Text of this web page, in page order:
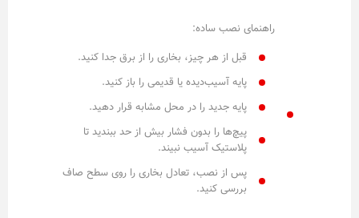
راهنمای نصب ساده:
قبل از هر چیز، بخاری را از برق جدا کنید.
پایه آسیب‌دیده یا قدیمی را باز کنید.
پایه جدید را در محل مشابه قرار دهید.
پیچ‌ها را بدون فشار بیش از حد ببندید تا
پلاستیک آسیب نبیند.
پس از نصب، تعادل بخاری را روی سطح صاف
بررسی کنید.